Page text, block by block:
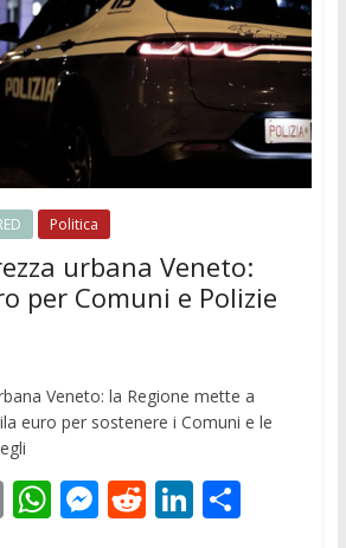
Politica
urbana Veneto:
per Comuni e Polizie
Veneto: la Regione mette a
euro per sostenere i Comuni e le
E W M R Li C